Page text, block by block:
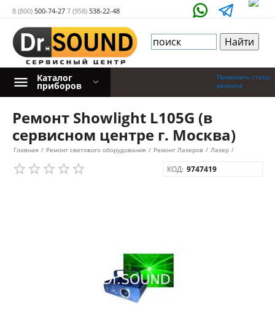
8 (800) 500-74-27 7 (958) 538-22-48
Проверить статус
ремонта
Каталог
приборов
Ремонт Showlight L105G (в
сервисном центре г. Москва)
Главная / Ремонт светового оборудования / Ремонт Лазеров / Лазер /
КОД: 9747419